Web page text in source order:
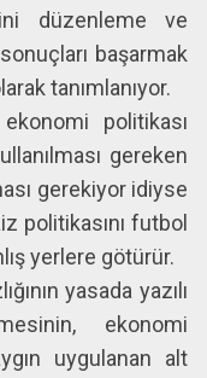
düzenleme ve
başarmak
tanımlanıyor.
politikası
gereken
gerekiyor idiyse
politikasını futbol
yerlere götürür.
yasada yazılı
ekonomi
uygulanan alt